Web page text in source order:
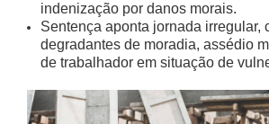
Comitê Gestor Regional do e-Gestão
Processuais Unificadas
Comitê do Datajud
Comissão Regional de Pesquisa
Dados
indenização por danos morais.
Sentença aponta jornada irregular,
degradantes de moradia, assédio
de trabalhador em situação de